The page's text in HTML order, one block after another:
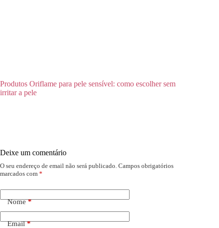
Produtos Oriflame para pele sensível: como escolher sem
irritar a pele
Deixe um comentário
O seu endereço de email não será publicado. Campos obrigatórios
marcados com *
Nome*
Email*